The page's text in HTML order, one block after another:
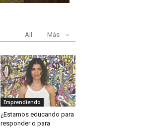
All Más
Emprendiendo
¿Estamos educando para
responder o para